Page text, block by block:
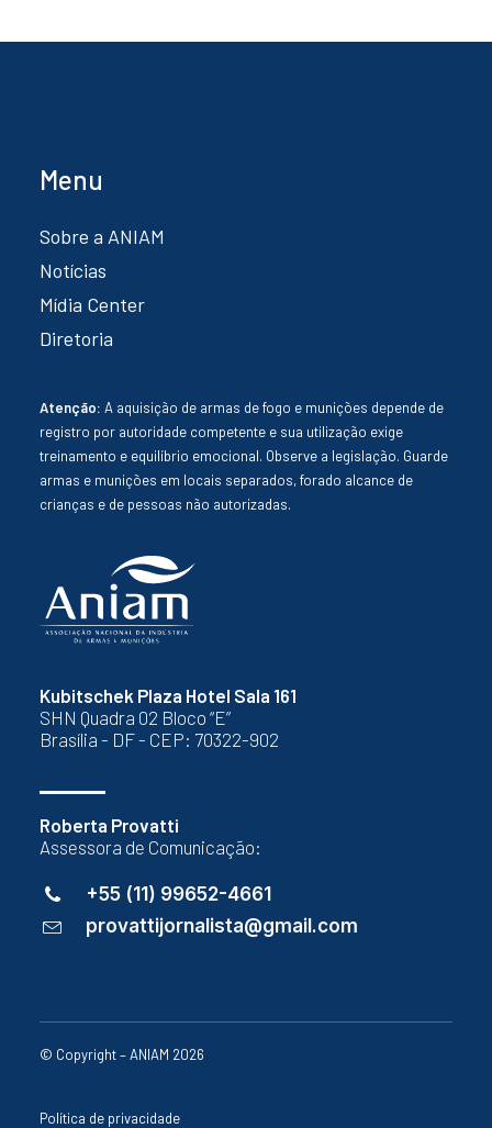
Kubitschek Plaza Hotel Sala 161
SHN Quadra 02 Bloco “E”
Brasília - DF - CEP: 70322-902
Roberta Provatti
Assessora de Comunicação:
+55 (11) 99652-4661
provattijornalista@gmail.com
Menu
Sobre a ANIAM
Notícias
Mídia Center
Diretoria
Atenção: A aquisição de armas de fogo e munições depende de
registro por autoridade competente e sua utilização exige
treinamento e equilíbrio emocional. Observe a legislação. Guarde
armas e munições em locais separados, forado alcance de
crianças e de pessoas não autorizadas.
© Copyright – ANIAM 2026
Política de privacidade